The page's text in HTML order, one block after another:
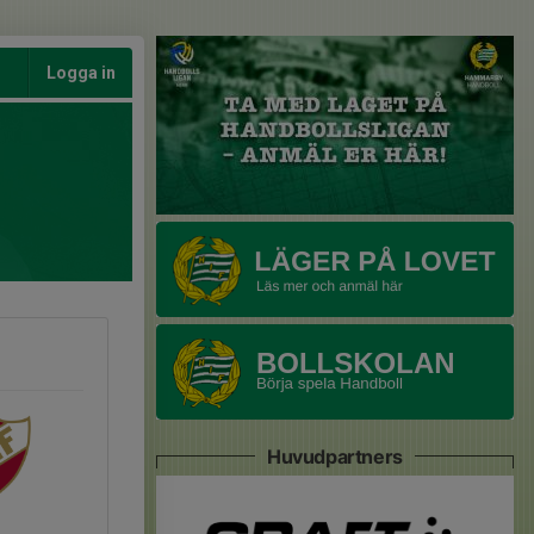
Logga in
Huvudpartners